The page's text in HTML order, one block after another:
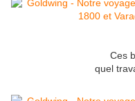
Ces
quel